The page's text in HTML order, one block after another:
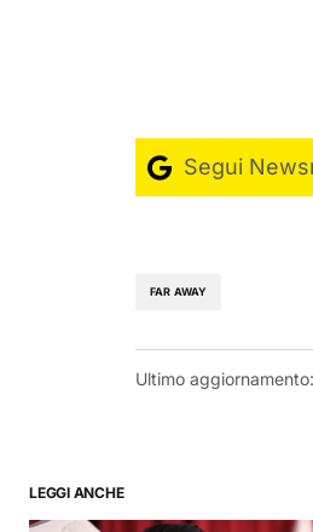
Segui
FAR AWAY
Ultimo aggiornamento:
LEGGI ANCHE